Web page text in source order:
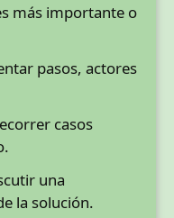
más importante o
pasos, actores
casos
una
la solución.